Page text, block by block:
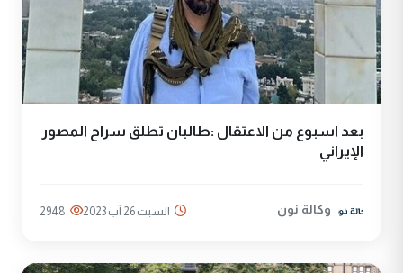
بعد اسبوع من الاعتقال :طالبان تطلق سراح المصور
الإيراني
وكالة نون السبت 26 آب 2023 2948